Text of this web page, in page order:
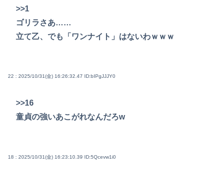
>>1
ゴリラさあ……
立て乙、でも「ワンナイト」はないわｗｗｗ
22 : 2025/10/31(金) 16:26:32.47 ID:bIPgJJJY0
>>16
童貞の強いあこがれなんだろw
18 : 2025/10/31(金) 16:23:10.39 ID:5Qcevw1i0